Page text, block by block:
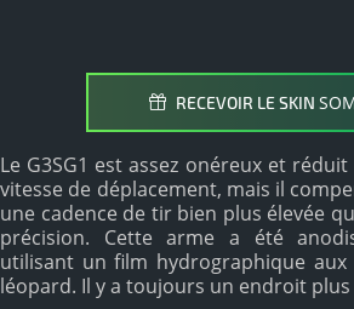
RECEVOIR LE SKIN
Le G3SG1 est assez onéreux et
vitesse de déplacement, mais il
une cadence de tir bien plus élevée
précision. Cette arme a été
utilisant un film hydrographique
léopard. Il y a toujours un endroit